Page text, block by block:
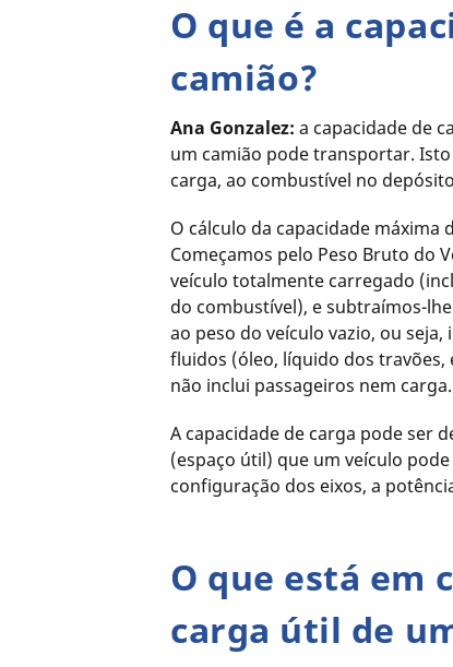
O que é a
camião?
Ana Gonzalez: a capacidade de
um camião pode transportar.
carga, ao combustível no
O cálculo da capacidade
Começamos pelo Peso Bruto do
veículo totalmente carregado
do combustível), e subtraímos-
ao peso do veículo vazio, ou
fluidos (óleo, líquido dos travões,
não inclui passageiros nem
A capacidade de carga pode ser
(espaço útil) que um veículo
configuração dos eixos, a
O que está em
carga útil de